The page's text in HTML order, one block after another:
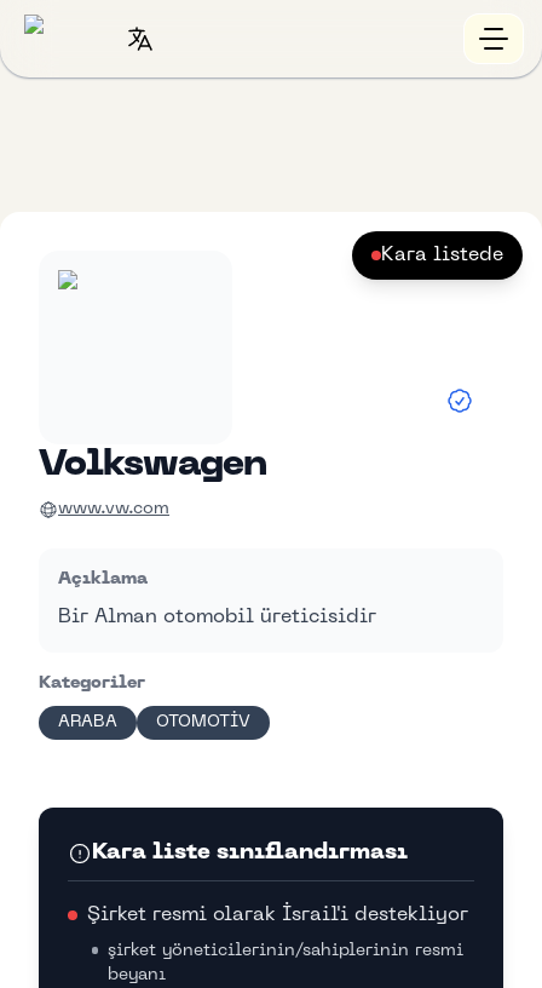
Kara listede
Volkswagen
www.vw.com
Açıklama
Bir Alman otomobil üreticisidir
Kategoriler
ARABA OTOMOTİV
Kara liste sınıflandırması
Şirket resmi olarak İsrail'i destekliyor
şirket yöneticilerinin/sahiplerinin resmi
beyanı